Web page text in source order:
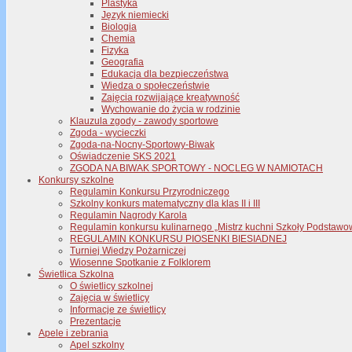
Plastyka
Język niemiecki
Biologia
Chemia
Fizyka
Geografia
Edukacja dla bezpieczeństwa
Wiedza o społeczeństwie
Zajęcia rozwijające kreatywność
Wychowanie do życia w rodzinie
Klauzula zgody - zawody sportowe
Zgoda - wycieczki
Zgoda-na-Nocny-Sportowy-Biwak
Oświadczenie SKS 2021
ZGODA NA BIWAK SPORTOWY - NOCLEG W NAMIOTACH
Konkursy szkolne
Regulamin Konkursu Przyrodniczego
Szkolny konkurs matematyczny dla klas II i III
Regulamin Nagrody Karola
Regulamin konkursu kulinarnego „Mistrz kuchni Szkoły
REGULAMIN KONKURSU PIOSENKI BIESIADNEJ
Turniej Wiedzy Pożarniczej
Wiosenne Spotkanie z Folklorem
Świetlica Szkolna
O świetlicy szkolnej
Zajęcia w świetlicy
Informacje ze świetlicy
Prezentacje
Apele i zebrania
Apel szkolny